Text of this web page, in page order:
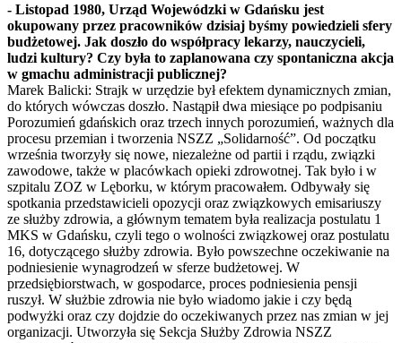
- Listopad 1980, Urząd Wojewódzki w Gdańsku jest
okupowany przez pracowników dzisiaj byśmy powiedzieli sfery
budżetowej. Jak doszło do współpracy lekarzy, nauczycieli,
ludzi kultury? Czy była to zaplanowana czy spontaniczna akcja
w gmachu administracji publicznej?
Marek Balicki: Strajk w urzędzie był efektem dynamicznych zmian,
do których wówczas doszło. Nastąpił dwa miesiące po podpisaniu
Porozumień gdańskich oraz trzech innych porozumień, ważnych dla
procesu przemian i tworzenia NSZZ „Solidarność”. Od początku
września tworzyły się nowe, niezależne od partii i rządu, związki
zawodowe, także w placówkach opieki zdrowotnej. Tak było i w
szpitalu ZOZ w Lęborku, w którym pracowałem. Odbywały się
spotkania przedstawicieli opozycji oraz związkowych emisariuszy
ze służby zdrowia, a głównym tematem była realizacja postulatu 1
MKS w Gdańsku, czyli tego o wolności związkowej oraz postulatu
16, dotyczącego służby zdrowia. Było powszechne oczekiwanie na
podniesienie wynagrodzeń w sferze budżetowej. W
przedsiębiorstwach, w gospodarce, proces podniesienia pensji
ruszył. W służbie zdrowia nie było wiadomo jakie i czy będą
podwyżki oraz czy dojdzie do oczekiwanych przez nas zmian w jej
organizacji. Utworzyła się Sekcja Służby Zdrowia NSZZ